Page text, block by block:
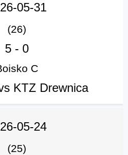
05-31
(26)
5 - 0
C
KTZ Drewnica
05-24
(25)